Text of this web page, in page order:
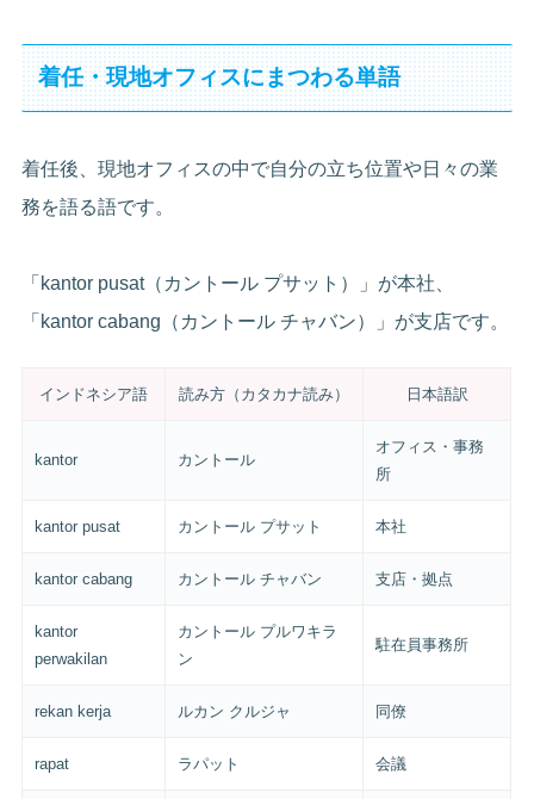
着任・現地オフィスにまつわる単語
着任後、現地オフィスの中で自分の立ち位置や日々の業
務を語る語です。
「kantor pusat（カントール プサット）」が本社、
「kantor cabang（カントール チャバン）」が支店です。
インドネシア語 読み方（カタカナ読み） 日本語訳
kantor カントール
オフィス・事務
所
kantor pusat カントール プサット 本社
kantor cabang カントール チャバン 支店・拠点
kantor
perwakilan
カントール プルワキラ
ン
駐在員事務所
rekan kerja ルカン クルジャ 同僚
rapat ラパット 会議